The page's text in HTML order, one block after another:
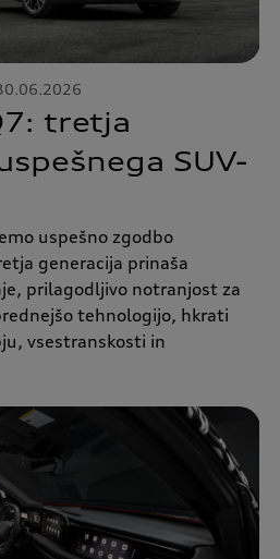
tretja
SUV-
uspešno zgodbo
generacija prinaša
prilagodljivo notranjost za
tehnologijo, hkrati
vsestranskosti in